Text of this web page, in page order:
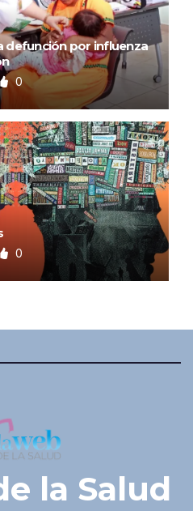
defunción por influenza
0
0
la Salud